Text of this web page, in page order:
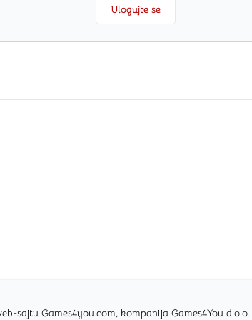
sajtu Games4you.com, kompanija Games4You
Ulogujte se